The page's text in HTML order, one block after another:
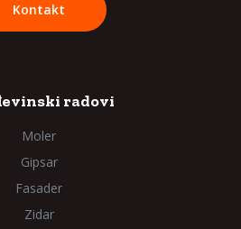
Kontakt
radovi
Moler
Gipsar
Fasader
Zidar